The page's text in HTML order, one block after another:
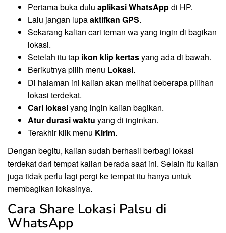
Pertama buka dulu aplikasi WhatsAppdi HP.
Lalu jangan lupaaktifkan GPS.
Sekarang kalian cari teman wa yang ingin di bagikan
lokasi.
Setelah itu tap ikon klip kertasyang ada di bawah.
Berikutnya pilih menu Lokasi.
Di halaman ini kalian akan melihat beberapa pilihan
lokasi terdekat.
Cari lokasiyang ingin kalian bagikan.
Atur durasi waktu yang di inginkan.
Terakhir klik menu Kirim.
Dengan begitu, kalian sudah berhasil berbagi lokasi
terdekat dari tempat kalian berada saat ini. Selain itu kalian
juga tidak perlu lagi pergi ke tempat itu hanya untuk
membagikan lokasinya.
Cara Share Lokasi Palsu di
WhatsApp